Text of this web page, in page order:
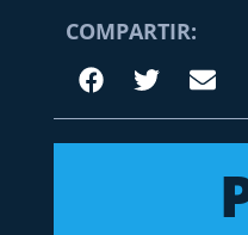
COMPARTIR: